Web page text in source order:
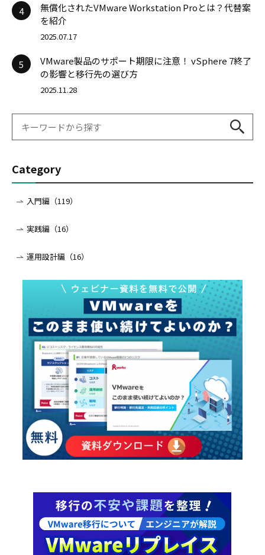
4
無償化されたVMware Workstation Proとは？代替案
を紹介
2025.07.17
5
VMware製品のサポート期限に注意！ vSphere 7終了
の影響と移行先の選び方
2025.11.28
Category
入門編（119）
実践編（16）
運用設計編（16）